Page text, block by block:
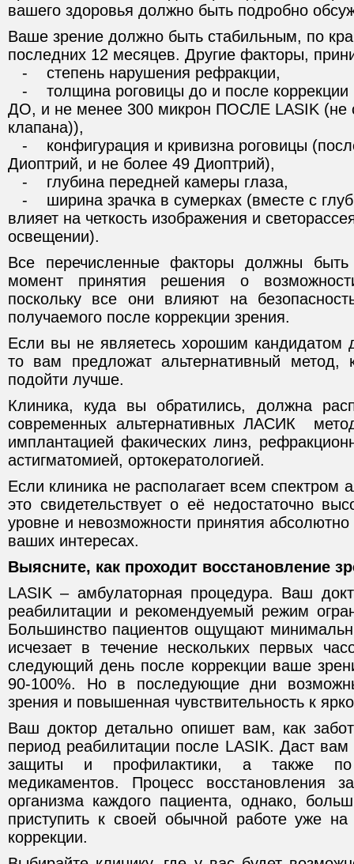
вашего здоровья должно быть подробно
Ваше зрение должно быть стабильным, по
последних 12 месяцев. Другие факторы,
- степень нарушения рефракции,
- толщина роговицы до и после коррекции
ДО, и не менее 300 микрон ПОСЛЕ LASIK (не
клапана)),
- конфигурация и кривизна роговицы
Диоптрий, и не более 49 Диоптрий),
- глубина передней камеры глаза,
- ширина зрачка в сумеркax (вместе с
влияет на четкость изображения и
освещении).
Все перечисленные факторы должны
момент принятия решения о
поскольку все они влияют на
получаемого после коррекции зрения.
Если вы не являетесь хорошим кандидатом
то вам предложат альтернативный метод,
подойти лучше.
Клиника, куда вы обратились, должна
современных альтернативных ЛАСИК
имплантацией факических линз,
астигматомией, ортокератологией.
Если клиника не располагает всем спектром
это свидетельствует о её недостаточно
уровне и невозможности принятия
ваших интересах.
Выясните, как проходит восстановление
LASIK – амбулаторная процедура. Ваш
реабилитации и рекомендуемый режим
Большинство пациентов ощущают
исчезает в течение нескольких первых
следующий день после коррекции ваше
90-100%. Но в последующие дни
зрения и повышенная чувствительность к
Ваш доктор детально опишет вам, как
период реабилитации после LASIK. Даст
защиты и профилактики, а также по
медикаментов. Процесс восстановления
организма каждого пациента, однако,
приступить к своей обычной работе уже
коррекции.